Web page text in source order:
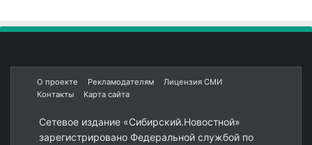
О проекте Рекламодателям
Лицензия СМИ
Контакты
Карта сайта
Сетевое издание «Сибирский.Новостной»
зарегистрировано Федеральной службой по